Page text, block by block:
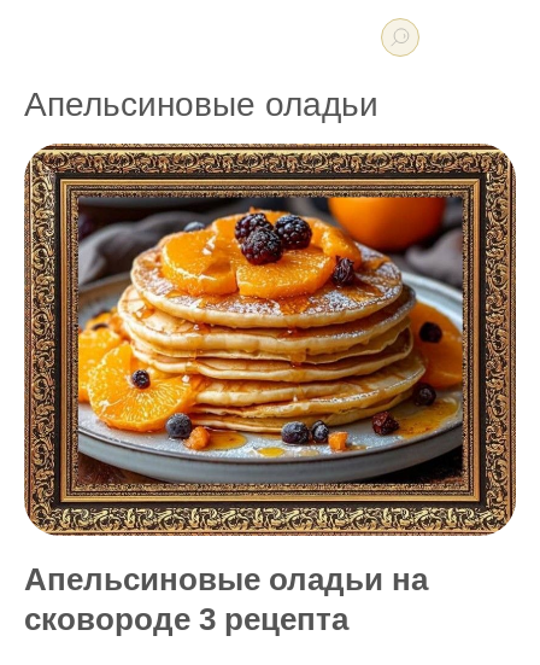
Апельсиновые оладьи
Апельсиновые оладьи на
сковороде 3 рецепта